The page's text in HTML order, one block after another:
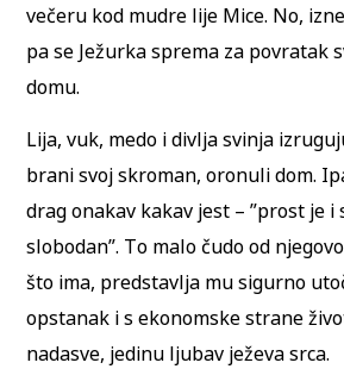
večeru kod mudre lije Mice. No,
pa se Ježurka sprema za povratak
domu.
Lija, vuk, medo i divlja svinja
brani svoj skroman, oronuli dom.
drag onakav kakav jest – ”prost je i
slobodan”. To malo čudo od
što ima, predstavlja mu sigurno
opstanak i s ekonomske strane
nadasve, jedinu ljubav ježeva srca.